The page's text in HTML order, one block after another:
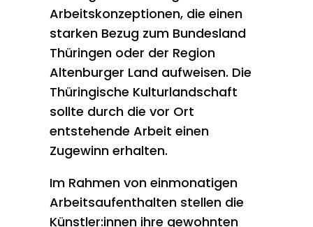
Arbeitskonzeptionen, die einen
starken Bezug zum Bundesland
Thüringen oder der Region
Altenburger Land aufweisen. Die
Thüringische Kulturlandschaft
sollte durch die vor Ort
entstehende Arbeit einen
Zugewinn erhalten.
Im Rahmen von einmonatigen
Arbeitsaufenthalten stellen die
Künstler:innen ihre gewohnten